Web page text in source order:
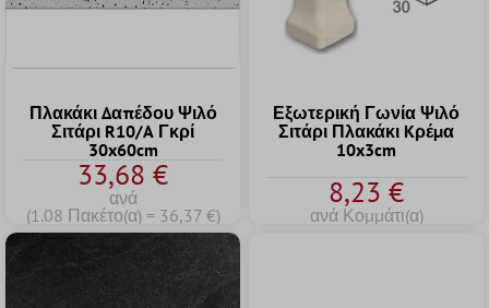
Πλακάκι Δαπέδου Ψιλό
Σιτάρι R10/A Γκρί
30x60cm
33,68 €
ανά
(1.08 Πακέτο(α) = 36,37 €)
Εξωτερική Γωνία Ψιλό
Σιτάρι Πλακάκι Kρέμα
10x3cm
8,23 €
ανά Κομμάτι(α)